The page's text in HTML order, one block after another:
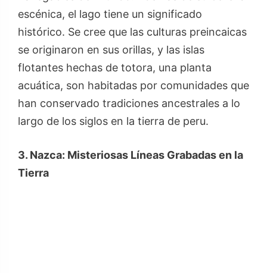
escénica, el lago tiene un significado
histórico. Se cree que las culturas preincaicas
se originaron en sus orillas, y las islas
flotantes hechas de totora, una planta
acuática, son habitadas por comunidades que
han conservado tradiciones ancestrales a lo
largo de los siglos en la tierra de peru.
3. Nazca: Misteriosas Líneas Grabadas en la
Tierra